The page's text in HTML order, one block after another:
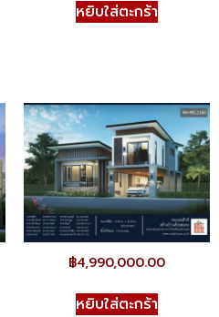
หยิบใส่ตะกร้า
฿4,990,000.00
หยิบใส่ตะกร้า